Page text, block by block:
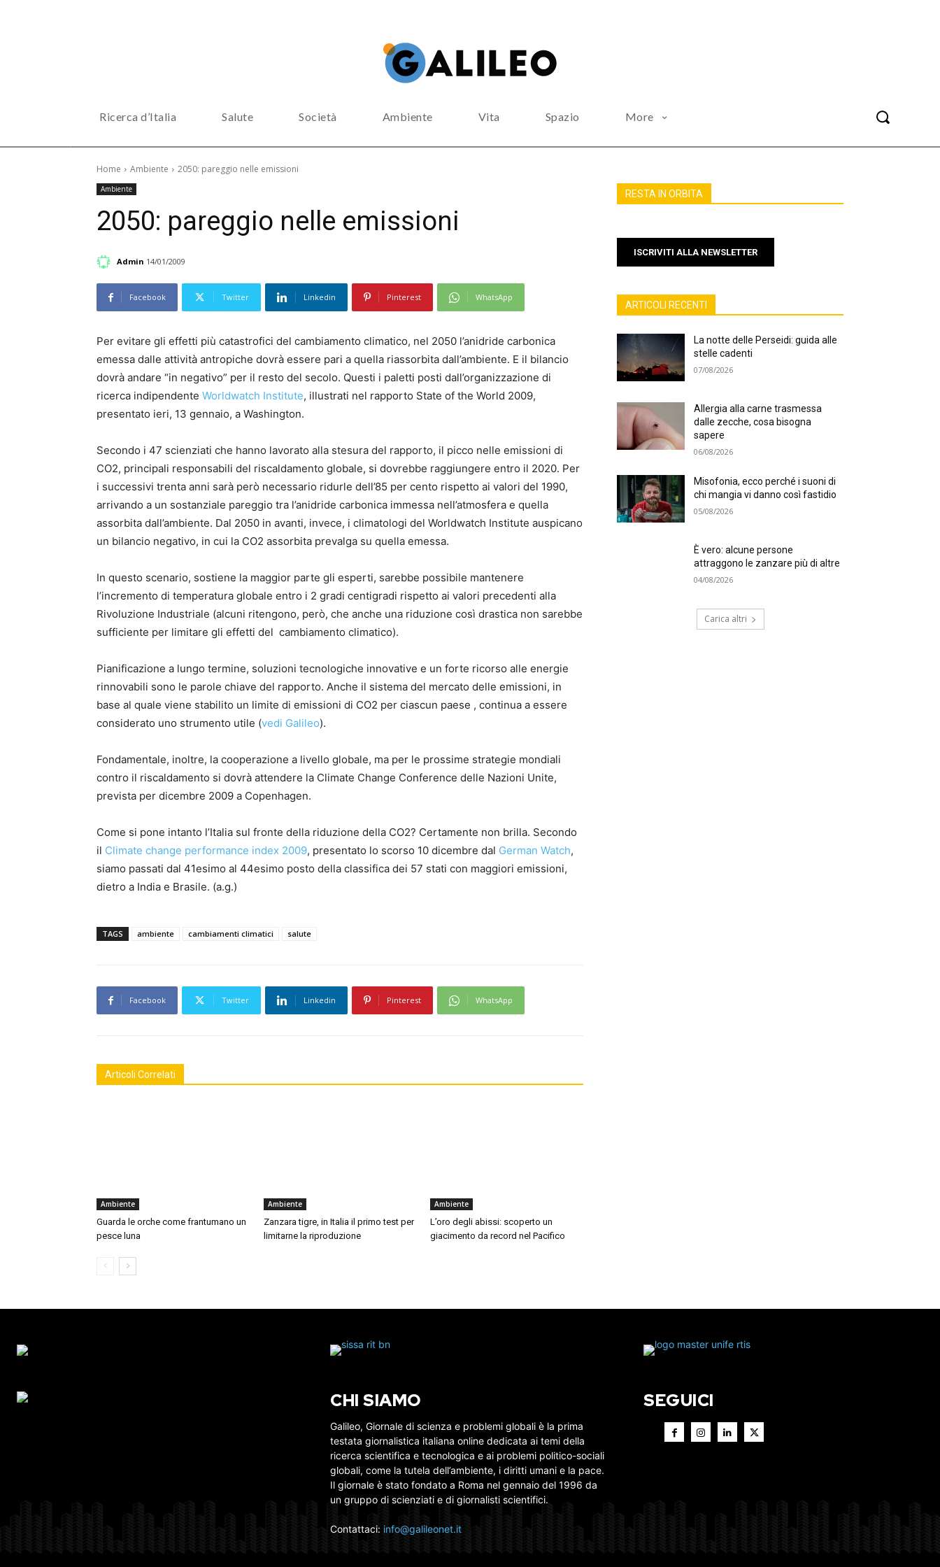
Ricerca d’Italia Salute Società Ambiente Vita Spazio More
Home Ambiente 2050: pareggio nelle emissioni
Ambiente
2050: pareggio nelle emissioni
Admin 14/01/2009
Facebook Twitter Linkedin Pinterest WhatsApp
Per evitare gli effetti più catastrofici del cambiamento climatico, nel 2050 l’anidride carbonica
emessa dalle attività antropiche dovrà essere pari a quella riassorbita dall’ambiente. E il bilancio
dovrà andare “in negativo” per il resto del secolo. Questi i paletti posti dall’organizzazione di
ricerca indipendente Worldwatch Institute, illustrati nel rapporto State of the World 2009,
presentato ieri, 13 gennaio, a Washington.
Secondo i 47 scienziati che hanno lavorato alla stesura del rapporto, il picco nelle emissioni di
CO2, principali responsabili del riscaldamento globale, si dovrebbe raggiungere entro il 2020. Per
i successivi trenta anni sarà però necessario ridurle dell’85 per cento rispetto ai valori del 1990,
arrivando a un sostanziale pareggio tra l’anidride carbonica immessa nell’atmosfera e quella
assorbita dall’ambiente. Dal 2050 in avanti, invece, i climatologi del Worldwatch Institute auspicano
un bilancio negativo, in cui la CO2 assorbita prevalga su quella emessa.
In questo scenario, sostiene la maggior parte gli esperti, sarebbe possibile mantenere
l’incremento di temperatura globale entro i 2 gradi centigradi rispetto ai valori precedenti alla
Rivoluzione Industriale (alcuni ritengono, però, che anche una riduzione così drastica non sarebbe
sufficiente per limitare gli effetti del cambiamento climatico).
Pianificazione a lungo termine, soluzioni tecnologiche innovative e un forte ricorso alle energie
rinnovabili sono le parole chiave del rapporto. Anche il sistema del mercato delle emissioni, in
base al quale viene stabilito un limite di emissioni di CO2 per ciascun paese , continua a essere
considerato uno strumento utile (vedi Galileo).
Fondamentale, inoltre, la cooperazione a livello globale, ma per le prossime strategie mondiali
contro il riscaldamento si dovrà attendere la Climate Change Conference delle Nazioni Unite,
prevista per dicembre 2009 a Copenhagen.
Come si pone intanto l’Italia sul fronte della riduzione della CO2? Certamente non brilla. Secondo
il Climate change performance index 2009, presentato lo scorso 10 dicembre dal German Watch,
siamo passati dal 41esimo al 44esimo posto della classifica dei 57 stati con maggiori emissioni,
dietro a India e Brasile. (a.g.)
TAGS ambiente cambiamenti climatici salute
Facebook Twitter Linkedin Pinterest WhatsApp
Articoli Correlati
Ambiente
Guarda le orche come frantumano un
pesce luna
Ambiente
Zanzara tigre, in Italia il primo test per
limitarne la riproduzione
Ambiente
L’oro degli abissi: scoperto un
giacimento da record nel Pacifico
RESTA IN ORBITA
ISCRIVITI ALLA NEWSLETTER
ARTICOLI RECENTI
La notte delle Perseidi: guida alle
stelle cadenti
07/08/2026
Allergia alla carne trasmessa
dalle zecche, cosa bisogna
sapere
06/08/2026
Misofonia, ecco perché i suoni di
chi mangia vi danno così fastidio
05/08/2026
È vero: alcune persone
attraggono le zanzare più di altre
04/08/2026
Carica altri
CHI SIAMO
Galileo, Giornale di scienza e problemi globali è la prima
testata giornalistica italiana online dedicata ai temi della
ricerca scientifica e tecnologica e ai problemi politico-sociali
globali, come la tutela dell’ambiente, i diritti umani e la pace.
Il giornale è stato fondato a Roma nel gennaio del 1996 da
un gruppo di scienziati e di giornalisti scientifici.
Contattaci: info@galileonet.it
SEGUICI